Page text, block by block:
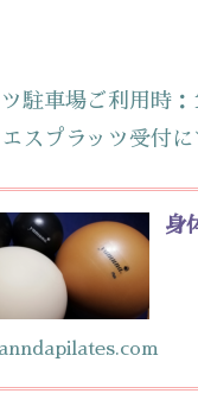
駐車場ご利用時：
スプラッツ受付に
身